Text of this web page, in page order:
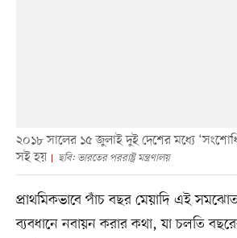
২০১৮ সালের ১৫ জুলাই দুই দেশের মধ্যে
সই হয়
ছবি: ভারতের পররাষ্ট্র মন্ত্রণালয়
প্রাথমিকভাবে পাঁচ বছর মেয়াদি এই
ব্যবধানে নবায়ন করার কথা, যা চলতি